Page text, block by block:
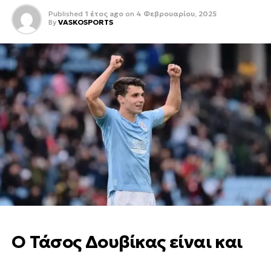
Published 1 έτος ago on 4 Φεβρουαρίου, 2025
By VASKOSPORTS
Ο Τάσος Δουβίκας είναι και